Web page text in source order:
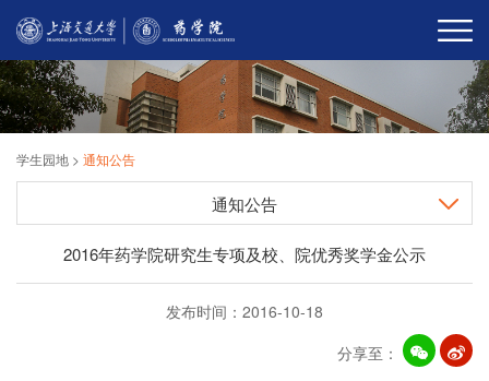
学生园地 > 通知公告
通知公告
2016年药学院研究生专项及校、院优秀奖学金公示
发布时间：2016-10-18
分享至：